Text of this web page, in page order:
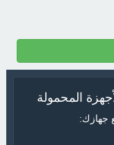
المحمولة
جهازك: